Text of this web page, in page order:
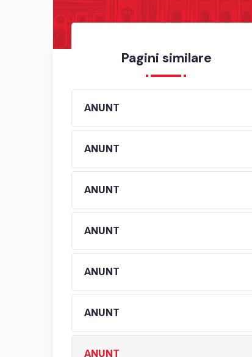
Pagini similare
ANUNT
ANUNT
ANUNT
ANUNT
ANUNT
ANUNT
ANUNT